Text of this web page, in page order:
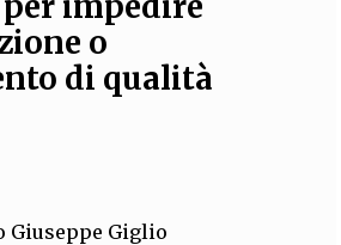
EXTRA
PROCEEDINGS PUBBLICITÀ
o
di qualità
Giuseppe Giglio